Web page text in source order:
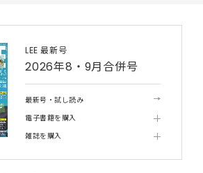
LEE 最新号
2026年8・9月合併号
最新号・試し読み
電子書籍を購入
雑誌を購入